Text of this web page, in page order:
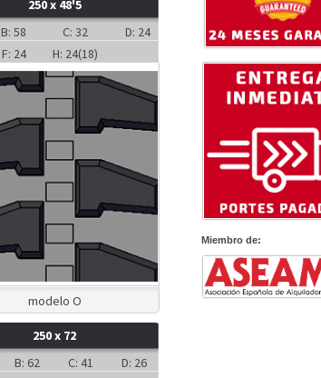
250 x 48'5
B: 58 C: 32
D: 24
F: 24 H: 24(18)
modelo O
250 x 72
B: 62 C: 41
D: 26
Miembro de: